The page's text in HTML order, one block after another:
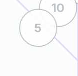
10
5